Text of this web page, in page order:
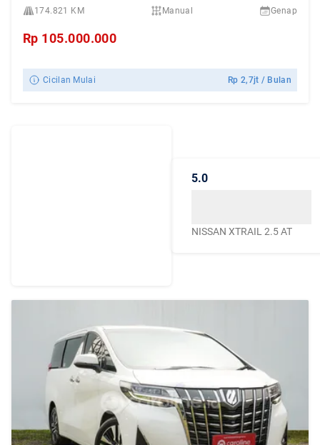
174.821 KM Manual Genap
Rp 105.000.000
Cicilan Mulai Rp2,7jt / Bulan
5.0
NISSAN XTRAIL 2.5 AT